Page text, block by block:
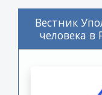
Вестник
человека в